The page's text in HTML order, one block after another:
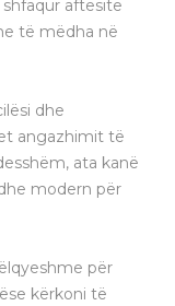
aftësitë
të mëdha në
dhe
angazhimit të
ata kanë
modern për
për
kërkoni të